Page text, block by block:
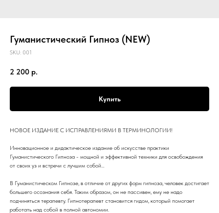
Гуманистический Гипноз (NEW)
SKU: 001
2 200 р.
Купить
НОВОЕ ИЗДАНИЕ С ИСПРАВЛЕНИЯМИ В ТЕРМИНОЛОГИИ!
Инновационное и дидактическое издание об искусстве практики
Гуманистического Гипноза - мощной и эффективной техники для освобождения
от своих уз и встречи с лучшим собой…
В Гуманистическом Гипнозе, в отличие от других форм гипноза, человек достигает
большего осознания себя. Таким образом, он не пассивен, ему не надо
подчиняться терапевту. Гипнотерапевт становится гидом, который помогает
работать над собой в полной автономии.